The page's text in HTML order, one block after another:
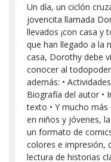
Un día, un ciclón
jovencita llamada
llevados ¡con casa y
que han llegado a la
casa, Dorothy debe
conocer al
además: •
Biografía del autor •
texto • Y mucho
en niños y jóvenes,
un formato de
colores e impresión,
lectura de historias